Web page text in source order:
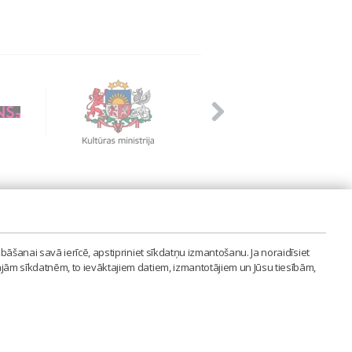
savā ierīcē, apstipriniet sīkdatņu izmantošanu. Ja noraidīsiet
sīkdatnēm, to ievāktajiem datiem, izmantotājiem un Jūsu tiesībām,